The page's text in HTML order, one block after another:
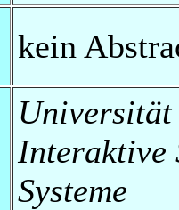
kein
Interaktive
Systeme